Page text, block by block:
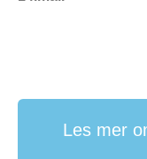
Les mer